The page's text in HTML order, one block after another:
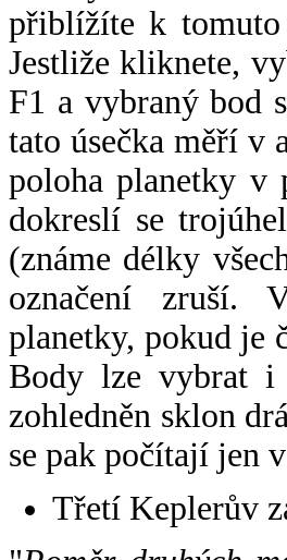
přiblížíte k
Jestliže kliknete,
F1 a vybraný bod
tato úsečka měří v
poloha planetky v
dokreslí se
(známe délky
označení zruší.
planetky, pokud je
Body lze vybrat i
zohledněn sklon
se pak počítají jen
Třetí Keplerův